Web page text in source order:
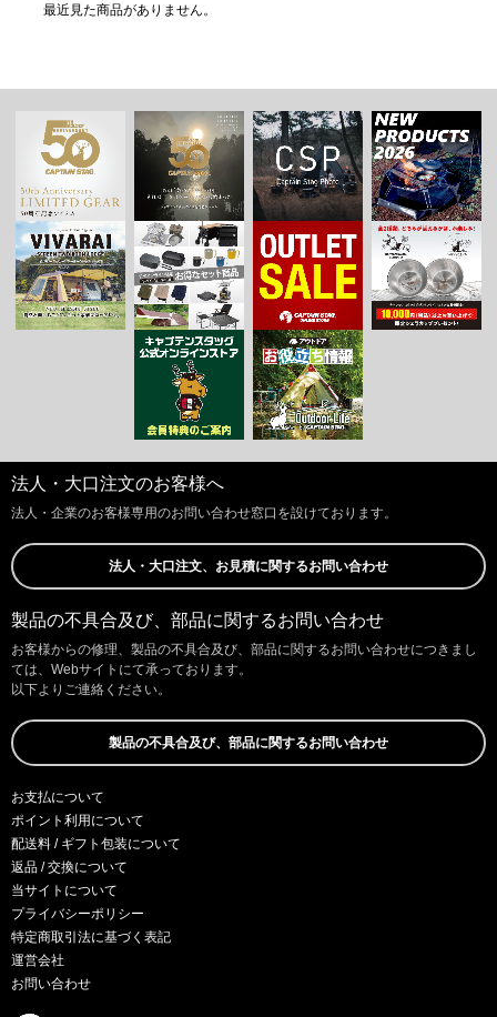
最近見た商品がありません。
法人・大口注文のお客様へ
法人・企業のお客様専用のお問い合わせ窓口を設けております。
法人・大口注文、お見積に関するお問い合わせ
製品の不具合及び、部品に関するお問い合わせ
お客様からの修理、製品の不具合及び、部品に関するお問い合わせにつきまし
ては、Webサイトにて承っております。
以下よりご連絡ください。
製品の不具合及び、部品に関するお問い合わせ
お支払について
ポイント利用について
配送料 / ギフト包装について
返品 / 交換について
当サイトについて
プライバシーポリシー
特定商取引法に基づく表記
運営会社
お問い合わせ